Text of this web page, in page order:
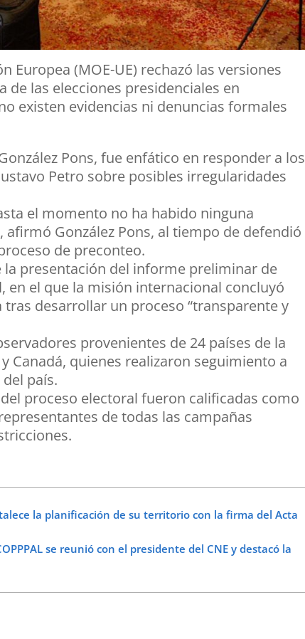
Europea (MOE-UE) rechazó las versiones
las elecciones presidenciales en
existen evidencias ni denuncias formales
Pons, fue enfático en responder a los
Petro sobre posibles irregularidades
el momento no ha habido ninguna
González Pons, al tiempo de defendió
de preconteo.
presentación del informe preliminar de
el que la misión internacional concluyó
desarrollar un proceso “transparente y
provenientes de 24 países de la
Canadá, quienes realizaron seguimiento a
país.
proceso electoral fueron calificadas como
de todas las campañas
la planificación de su territorio con la firma del Acta
se reunió con el presidente del CNE y destacó la